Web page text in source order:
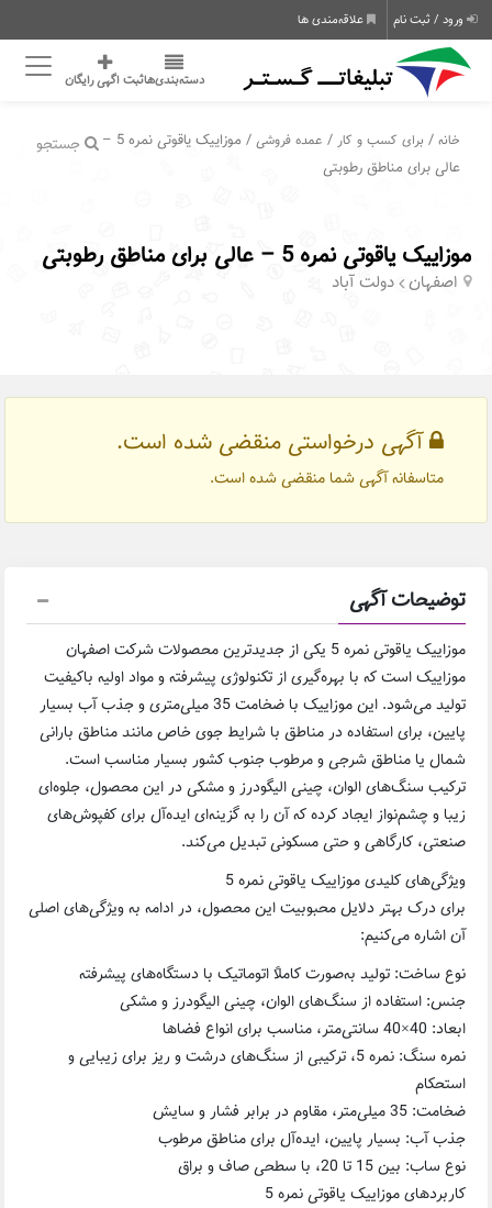
ورود / ثبت نام علاقه‌مندی ها
دسته‌بندی‌هاثبت اگهی رایگان
جستجو خانه / برای کسب و کار / عمده فروشی
/ موزاییک یاقوتی نمره 5 –
عالی برای مناطق رطوبتی
موزاییک یاقوتی نمره 5 – عالی برای مناطق رطوبتی
اصفهان دولت آباد
آگهی درخواستی منقضی شده است.
متاسفانه آگهی شما منقضی شده است.
توضیحات آگهی
موزاییک یاقوتی نمره 5 یکی از جدیدترین محصولات شرکت اصفهان
موزاییک است که با بهره‌گیری از تکنولوژی پیشرفته و مواد اولیه باکیفیت
تولید می‌شود. این موزاییک با ضخامت 35 میلی‌متری و جذب آب بسیار
پایین، برای استفاده در مناطق با شرایط جوی خاص مانند مناطق بارانی
شمال یا مناطق شرجی و مرطوب جنوب کشور بسیار مناسب است.
ترکیب سنگ‌های الوان، چینی الیگودرز و مشکی در این محصول، جلوه‌ای
زیبا و چشم‌نواز ایجاد کرده که آن را به گزینه‌ای ایده‌آل برای کفپوش‌های
صنعتی، کارگاهی و حتی مسکونی تبدیل می‌کند.
ویژگی‌های کلیدی موزاییک یاقوتی نمره 5
برای درک بهتر دلایل محبوبیت این محصول، در ادامه به ویژگی‌های اصلی
آن اشاره می‌کنیم:
نوع ساخت: تولید به‌صورت کاملاً اتوماتیک با دستگاه‌های پیشرفته
جنس: استفاده از سنگ‌های الوان، چینی الیگودرز و مشکی
ابعاد: 40×40 سانتی‌متر، مناسب برای انواع فضاها
نمره سنگ: نمره 5، ترکیبی از سنگ‌های درشت و ریز برای زیبایی و
استحکام
ضخامت: 35 میلی‌متر، مقاوم در برابر فشار و سایش
جذب آب: بسیار پایین، ایده‌آل برای مناطق مرطوب
نوع ساب: بین 15 تا 20، با سطحی صاف و براق
کاربردهای موزاییک یاقوتی نمره 5